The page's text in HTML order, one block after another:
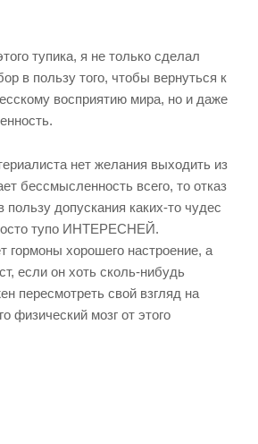
тупика, я не только сделал
в пользу того, чтобы вернуться к
восприятию мира, но и даже
нет желания выходить из
бессмысленность всего, то отказ
пользу допускания каких-то чудес
тупо ИНТЕРЕСНЕЙ.
гормоны хорошего настроение, а
если он хоть сколь-нибудь
пересмотреть свой взгляд на
физический мозг от этого